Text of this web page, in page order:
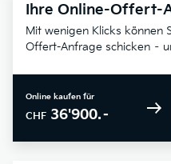
Ihre Online-Offert-
Mit wenigen Klicks können
Offert-Anfrage schicken –
Online kaufen für
CHF 36'900.–